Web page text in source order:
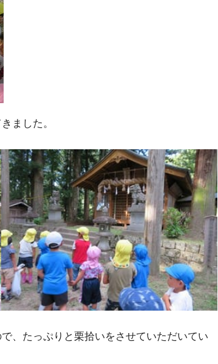
ました。
、たっぷりと栗拾いをさせていただいてい